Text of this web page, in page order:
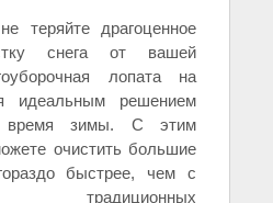
теряйте драгоценное
снега от вашей
лопата на
идеальным решением
время зимы. С этим
очистить большие
быстрее, чем с
традиционных